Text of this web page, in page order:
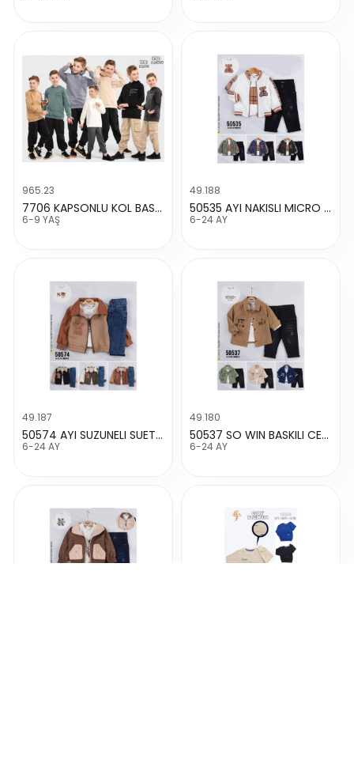
965.23
7706 KAPSONLU KOL BASKLI TAKIM
6-9 YAŞ
49.188
50535 AYI NAKISLI MICRO CEKETLI TAKIM
6-24 AY
49.187
50574 AYI SUZUNELI SUET CEKETLI TAKIM
6-24 AY
49.180
50537 SO WIN BASKILI CEKETLOI TAKIM
6-24 AY